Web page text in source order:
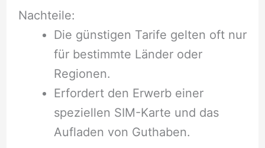
Nachteile:
Die günstigen Tarife gelten oft nur
für bestimmte Länder oder
Regionen.
Erfordert den Erwerb einer
speziellen SIM-Karte und das
Aufladen von Guthaben.